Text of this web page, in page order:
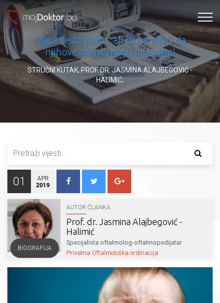
Djeca često plaču, ali to ne znači da
njihove oči ne mogu biti suhe!
STRUČNI KUTAK, PROF. DR. JASMINA ALAJBEGOVIĆ -
HALIMIĆ,
01
APR
2019
AUTOR ČLANKA
Prof. dr. Jasmina Alajbegović -
Halimić
Specijalista oftalmolog-oftalmopedijatar
Privatna Oftalmološka ordinacija
BIOGRAFIJA